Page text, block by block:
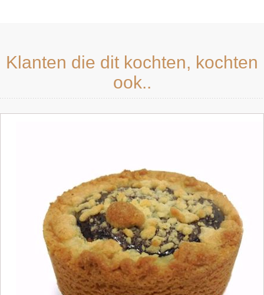
Klanten die dit kochten, kochten
ook..